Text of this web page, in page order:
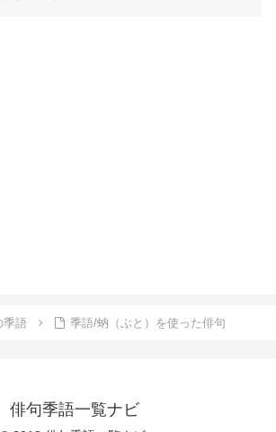
季語 季語/蚋（ぶと）を使った俳句
俳句季語一覧ナビ